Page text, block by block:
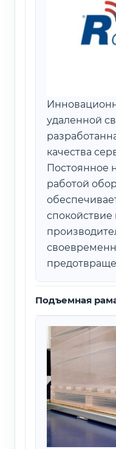
удаленной
качества
Постоянное
работой
Подъемная